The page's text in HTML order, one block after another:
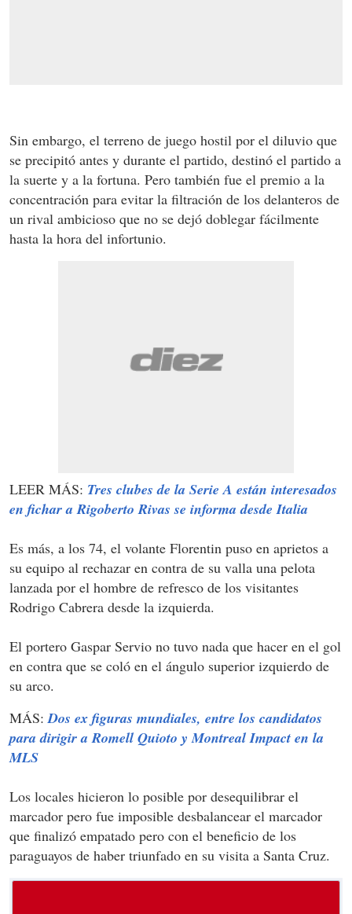
Sin embargo, el terreno de juego hostil por el diluvio que
se precipitó antes y durante el partido, destinó el partido a
la suerte y a la fortuna. Pero también fue el premio a la
concentración para evitar la filtración de los delanteros de
un rival ambicioso que no se dejó doblegar fácilmente
hasta la hora del infortunio.
LEER MÁS: Tres clubes de la Serie A están interesados
en fichar a Rigoberto Rivas se informa desde Italia
Es más, a los 74, el volante Florentin puso en aprietos a
su equipo al rechazar en contra de su valla una pelota
lanzada por el hombre de refresco de los visitantes
Rodrigo Cabrera desde la izquierda.
El portero Gaspar Servio no tuvo nada que hacer en el gol
en contra que se coló en el ángulo superior izquierdo de
su arco.
MÁS:Dos ex figuras mundiales, entre los candidatos
para dirigir a Romell Quioto y Montreal Impact en la
MLS
Los locales hicieron lo posible por desequilibrar el
marcador pero fue imposible desbalancear el marcador
que finalizó empatado pero con el beneficio de los
paraguayos de haber triunfado en su visita a Santa Cruz.